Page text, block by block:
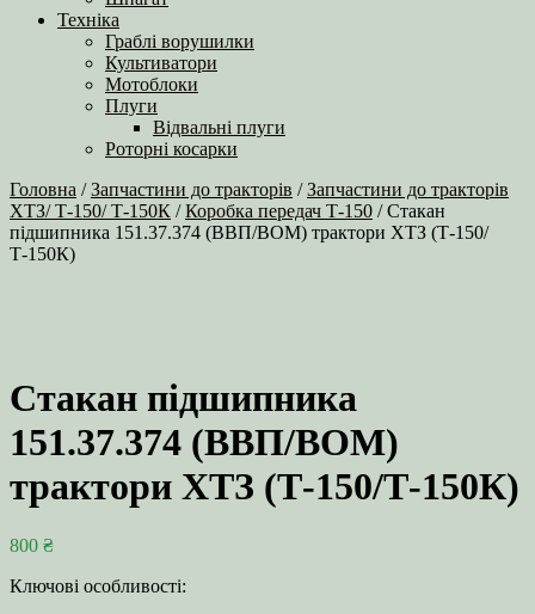
Техніка
Граблі ворушилки
Культиватори
Мотоблоки
Плуги
Відвальні плуги
Роторні косарки
Головна /Запчастини до тракторів /Запчастини до тракторів
ХТЗ/ Т-150/ Т-150К /Коробка передач Т-150 / Стакан
підшипника 151.37.374 (ВВП/ВОМ) трактори ХТЗ (Т‑150/
Т‑150К)
Стакан підшипника
151.37.374 (ВВП/ВОМ)
трактори ХТЗ (Т‑150/Т‑150К)
800 ₴
Ключові особливості: